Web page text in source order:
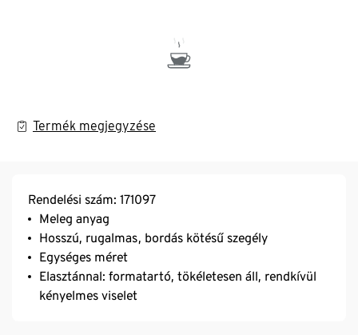
Termék megjegyzése
Rendelési szám: 171097
Meleg anyag
Hosszú, rugalmas, bordás kötésű szegély
Egységes méret
Elasztánnal: formatartó, tökéletesen áll, rendkívül
kényelmes viselet